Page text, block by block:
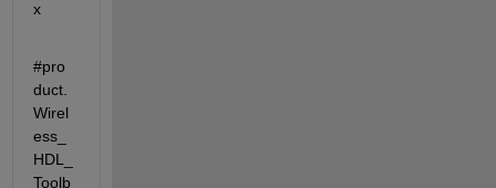
x
#pro
duct.
Wirel
ess_
HDL_
Toolb